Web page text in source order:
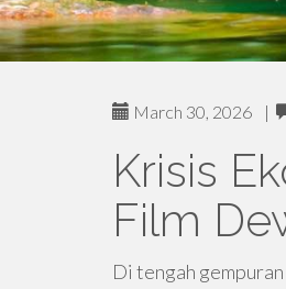
March 30, 2026 |
Krisis
Film
Di tengah